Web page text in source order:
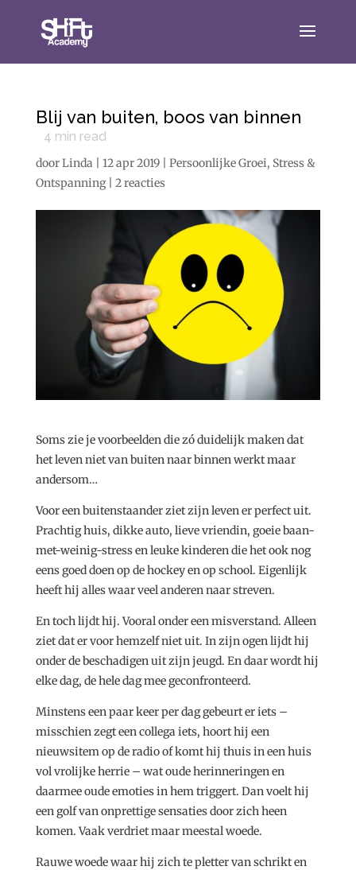
Blij van buiten, boos van binnen
4 min read
doorLinda 12 apr 2019| Persoonlijke Groei, Stress &
Ontspanning| 2 reacties
Soms zie je voorbeelden die zó duidelijk maken dat
het leven niet van buiten naar binnen werkt maar
andersom…
Voor een buitenstaander ziet zijn leven er perfect uit.
Prachtig huis, dikke auto, lieve vriendin, goeie baan-
met-weinig-stress en leuke kinderen die het ook nog
eens goed doen op de hockey en op school. Eigenlijk
heeft hij alles waar veel anderen naar streven.
En toch lijdt hij. Vooral onder een misverstand. Alleen
ziet dat er voor hemzelf niet uit. In zijn ogen lijdt hij
onder de beschadigen uit zijn jeugd. En daar wordt hij
elke dag, de hele dag mee geconfronteerd.
Minstens een paar keer per dag gebeurt er iets –
misschien zegt een collega iets, hoort hij een
nieuwsitem op de radio of komt hij thuis in een huis
vol vrolijke herrie – wat oude herinneringen en
daarmee oude emoties in hem triggert. Dan voelt hij
een golf van onprettige sensaties door zich heen
komen. Vaak verdriet maar meestal woede.
Rauwe woede waar hij zich te pletter van schrikt en